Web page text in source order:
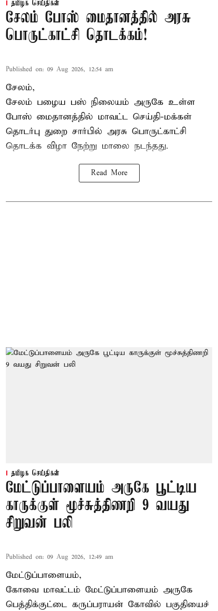
தமிழக செய்திகள்
சேலம் போஸ் மைதானத்தில் அரசு
பொருட்காட்சி தொடக்கம்!
Published on: 09 Aug 2026, 12:54 am
சேலம்,
சேலம் பழைய பஸ் நிலையம் அருகே உள்ள
போஸ் மைதானத்தில் மாவட்ட செய்தி-மக்கள்
தொடர்பு துறை சார்பில் அரசு பொருட்காட்சி
தொடக்க விழா நேற்று மாலை நடந்தது.
Read More
தமிழக செய்திகள்
மேட்டுப்பாளையம் அருகே பூட்டிய
காருக்குள் மூச்சுத்திணறி 9 வயது
சிறுவன் பலி
Published on: 09 Aug 2026, 12:49 am
மேட்டுப்பாளையம்,
கோவை மாவட்டம் மேட்டுப்பாளையம் அருகே
பெத்திக்குட்டை கருப்பராயன் கோவில் பகுதியைச்